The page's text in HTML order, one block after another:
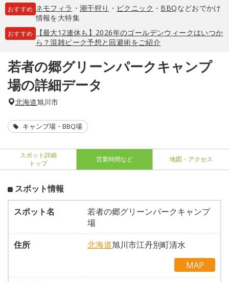
おすすめ ネモフィラ ・ 潮干狩り ・ ピクニック ・ BBQなどおでかけ
情報を大特集
おすすめ
【最大12連休も】2026年のゴールデンウィークはいつか
ら？混雑ピーク予想と回避術をご紹介
若者の郷グリーンパークキャンプ
場の詳細データ
北海道旭川市
キャンプ場・BBQ場
スポット詳細
トップ
営業時間など 地図・アクセス
スポット情報
スポット名
若者の郷グリーンパークキャンプ
場
住所
北海道旭川市江丹別町清水
MAP